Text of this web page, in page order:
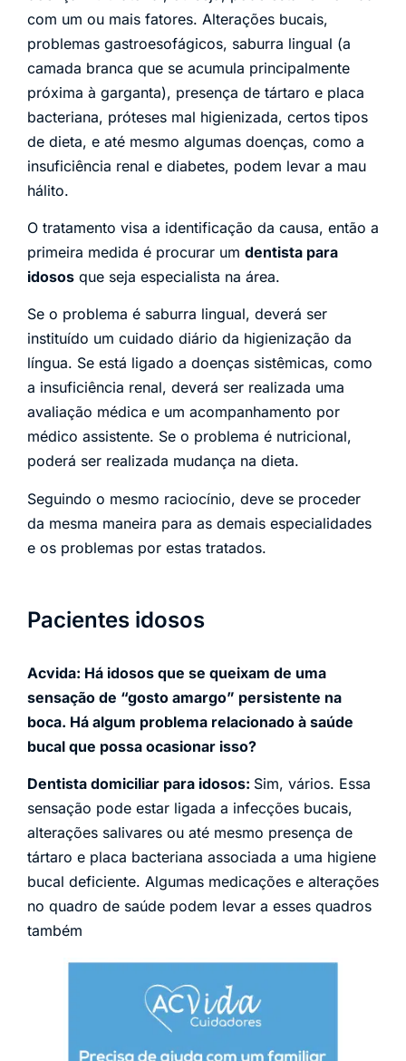
com um ou mais fatores. Alterações bucais,
problemas gastroesofágicos, saburra lingual (a
camada branca que se acumula principalmente
próxima à garganta), presença de tártaro e placa
bacteriana, próteses mal higienizada, certos tipos
de dieta, e até mesmo algumas doenças, como a
insuficiência renal e diabetes, podem levar a mau
hálito.
O tratamento visa a identificação da causa, então a
primeira medida é procurar um dentista para
idosos que seja especialista na área.
Se o problema é saburra lingual, deverá ser
instituído um cuidado diário da higienização da
língua. Se está ligado a doenças sistêmicas, como
a insuficiência renal, deverá ser realizada uma
avaliação médica e um acompanhamento por
médico assistente. Se o problema é nutricional,
poderá ser realizada mudança na dieta.
Seguindo o mesmo raciocínio, deve se proceder
da mesma maneira para as demais especialidades
e os problemas por estas tratados.
Pacientes idosos
Acvida: Há idosos que se queixam de uma
sensação de “gosto amargo” persistente na
boca. Há algum problema relacionado à saúde
bucal que possa ocasionar isso?
Dentista domiciliar para idosos: Sim, vários. Essa
sensação pode estar ligada a infecções bucais,
alterações salivares ou até mesmo presença de
tártaro e placa bacteriana associada a uma higiene
bucal deficiente. Algumas medicações e alterações
no quadro de saúde podem levar a esses quadros
também